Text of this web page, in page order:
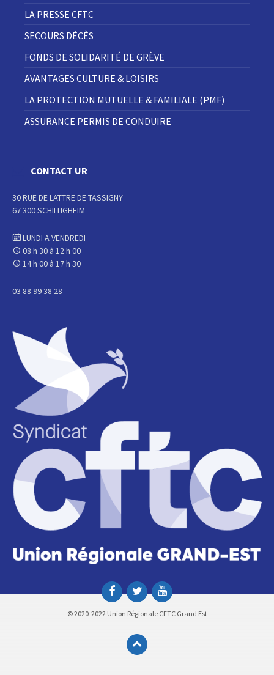
LA PRESSE CFTC
SECOURS DÉCÈS
FONDS DE SOLIDARITÉ DE GRÈVE
AVANTAGES CULTURE & LOISIRS
LA PROTECTION MUTUELLE & FAMILIALE (PMF)
ASSURANCE PERMIS DE CONDUIRE
CONTACT UR
30 RUE DE LATTRE DE TASSIGNY
67 300 SCHILTIGHEIM
LUNDI A VENDREDI
08 h 30 à 12 h 00
14 h 00 à 17 h 30
03 88 99 38 28
© 2020-2022 Union Régionale CFTC Grand Est